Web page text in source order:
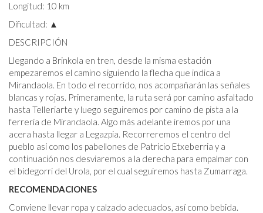
Longitud: 10 km
Dificultad: ▲
DESCRIPCIÓN
Llegando a Brinkola en tren, desde la misma estación
empezaremos el camino siguiendo la flecha que indica a
Mirandaola. En todo el recorrido, nos acompañarán las señales
blancas y rojas. Primeramente, la ruta será por camino asfaltado
hasta Telleriarte y luego seguiremos por camino de pista a la
ferrería de Mirandaola. Algo más adelante iremos por una
acera hasta llegar a Legazpia. Recorreremos el centro del
pueblo así como los pabellones de Patricio Etxeberria y a
continuación nos desviaremos a la derecha para empalmar con
el bidegorri del Urola, por el cual seguiremos hasta Zumarraga.
RECOMENDACIONES
Conviene llevar ropa y calzado adecuados, así como bebida.